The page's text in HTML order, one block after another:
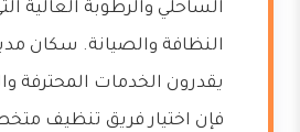
الساحلي والرطوبة العالية
النظافة والصيانة. سكان
يقدرون الخدمات المحترفة
فإن اختيار فريق تنظيف